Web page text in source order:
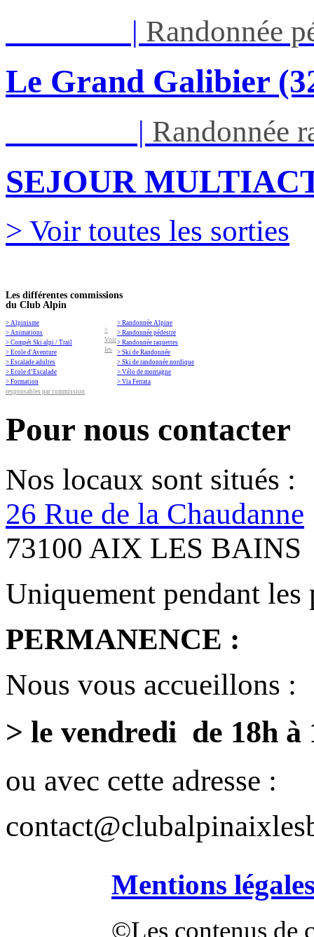
| Randonnée
Le Grand Galibier
| Randonnée
SEJOUR
> Voir toutes les sorties
Les différentes commissions
du Club Alpin
> Alpinisme
> Animations
> Compét Ski alpi / Trail
> Ecole d'Aventure
> Escalade adultes
> Ecole d’Escalade
> Formation
> Randonnée Alpine
> Randonnée pédestre
> Randonnée raquettes
> Ski de Randonnée
> Ski de randonnée nordique
> Vélo de montagne
> Via Ferrata
>
Voir
les
responsables par commission
Pour nous contacter
Nos locaux sont situés :
26 Rue de la Chaudanne
73100 AIX LES BAINS
Uniquement pendant les
PERMANENCE :
Nous vous accueillons :
> le vendredi de 18h à
ou avec cette adresse :
Mentions
©Les contenus de